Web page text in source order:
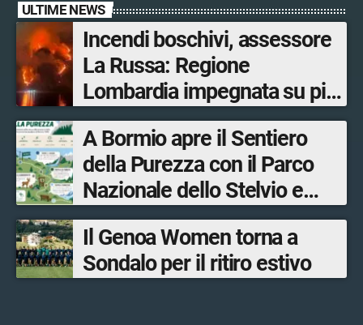
ULTIME NEWS
Incendi boschivi, assessore
La Russa: Regione
Lombardia impegnata su più
fronti, 48 volontari coinvolti
tra le province di Lecco,
Sondrio, Milano e Como
A Bormio apre il Sentiero
della Purezza con il Parco
Nazionale dello Stelvio e
Bormio Tourism
Il Genoa Women torna a
Sondalo per il ritiro estivo